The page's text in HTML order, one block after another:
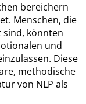
bereichern
Menschen, die
sind, könnten
und
Diese
methodische
von NLP als